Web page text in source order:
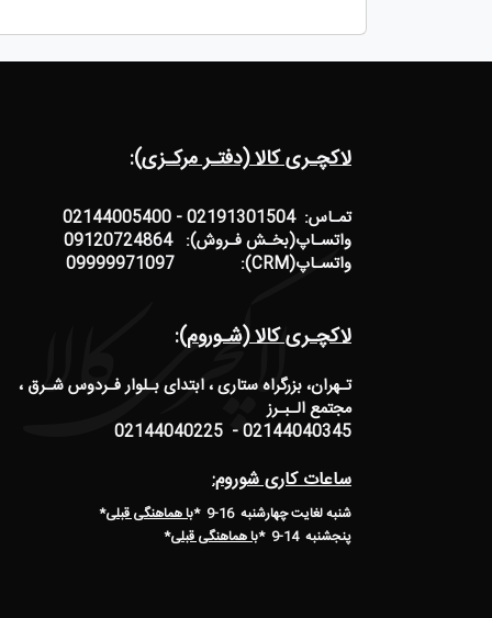
لاکچـری کالا (دفتـر مرکـزی):
تمـاس: 02191301504 - 02144005400
واتسـاپ(بخـش فـروش): 09120724864
واتسـاپ(CRM): 09999971097
لاکچـری کالا (شـوروم):
تـهران، بزرگراه ستاری ، ابتدای بـلوار فـردوس شـرق ،
مجتمع الـبـرز
02144040345 - 02144040225
ساعات کاری شوروم:
شنبه لغایت چهارشنبه 16-9 * با هماهنگی قبلی*
پنجشنبه 14-9
*با هماهنگی قبلی*